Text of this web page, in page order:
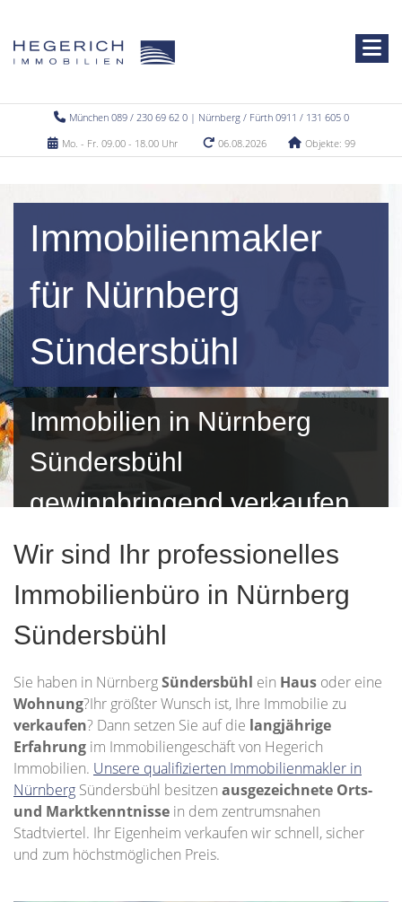
München 089 / 230 69 62 0 | Nürnberg / Fürth 0911 / 131 605 0
Mo. - Fr. 09.00 - 18.00 Uhr
06.08.2026 Objekte: 99
Immobilienmakler
für Nürnberg
Sündersbühl
Immobilien in Nürnberg
Sündersbühl
gewinnbringend verkaufen
Wir sind Ihr professionelles
Immobilienbüro in Nürnberg
Sündersbühl
Sie haben in NürnbergSündersbühl ein Haus oder eine
Wohnung?Ihr größter Wunsch ist, Ihre Immobilie zu
verkaufen? Dann setzen Sie auf die langjährige
Erfahrung im Immobiliengeschäft von Hegerich
Immobilien. Unsere qualifizierten Immobilienmakler in
Nürnberg Sündersbühl besitzen ausgezeichnete Orts-
und Marktkenntnisse in dem zentrumsnahen
Stadtviertel. Ihr Eigenheim verkaufen wir schnell, sicher
und zum höchstmöglichen Preis.